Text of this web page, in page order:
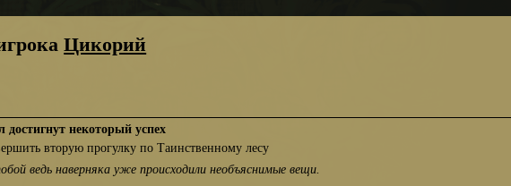
Цикорий
достигнут некоторый успех
вторую прогулку по Таинственному лесу
ведь наверняка уже происходили необъяснимые вещи.